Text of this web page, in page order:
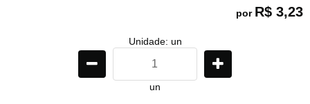
por R$ 3,23
Unidade: un
un